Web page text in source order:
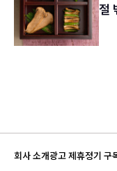
절
회사 소개광고 제휴정기 구